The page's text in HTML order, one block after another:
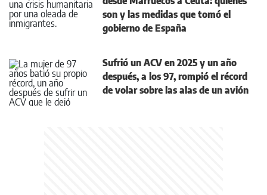
son y las medidas que tomó el
gobierno de España
Sufrió un ACV en 2025 y un año
después, a los 97, rompió el récord
de volar sobre las alas de un avión